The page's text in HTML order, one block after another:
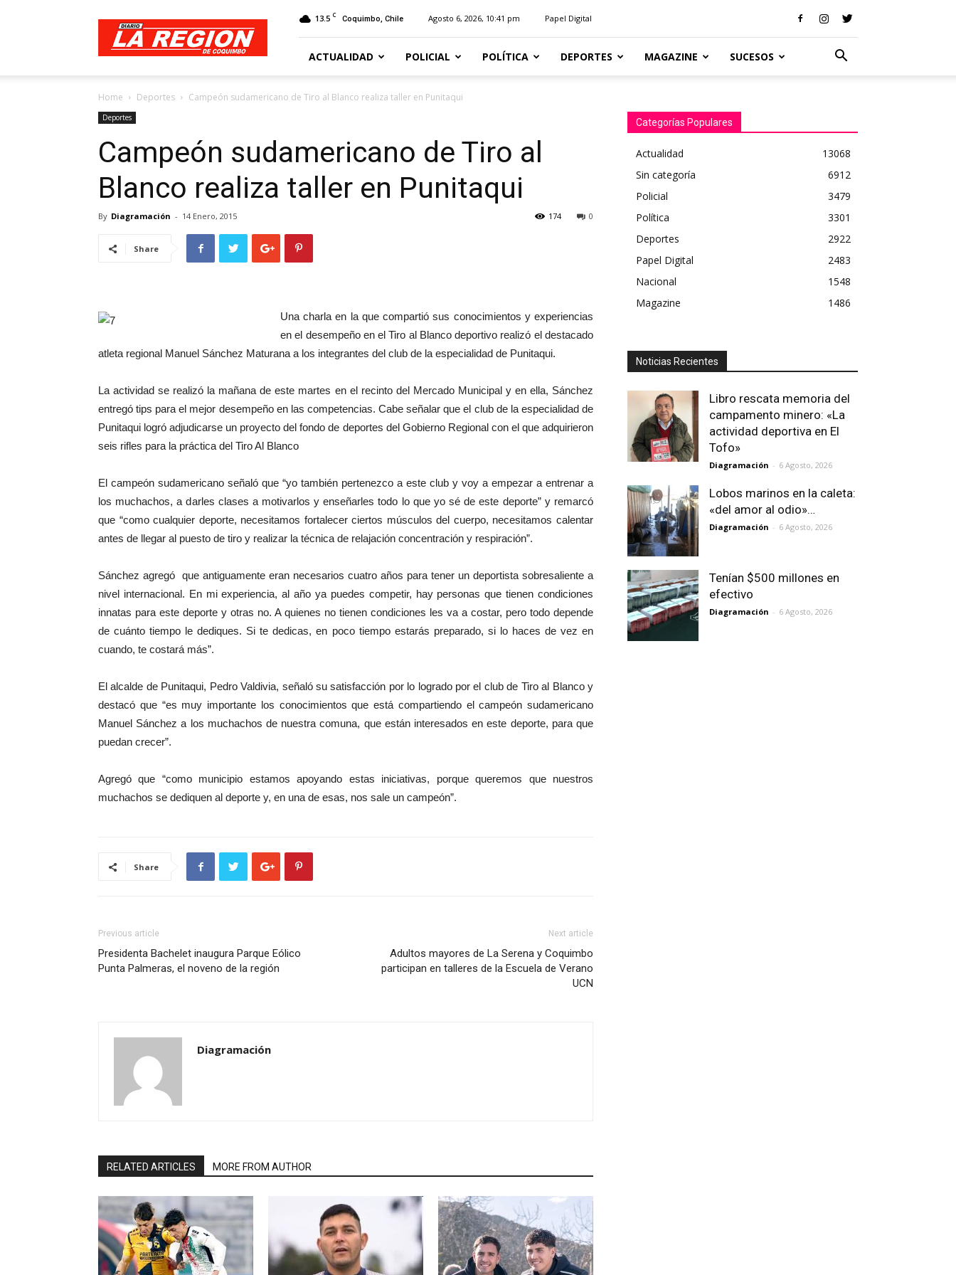
Diario
Región
13.5 C Coquimbo, Chile Agosto 6, 2026, 10:41 pm Papel Digital
ACTUALIDAD POLICIAL POLÍTICA DEPORTES MAGAZINE SUCESOS
Home Deportes Campeón sudamericano de Tiro al Blanco realiza taller en Punitaqui
Deportes
Campeón sudamericano de Tiro al
Blanco realiza taller en Punitaqui
By Diagramación - 14 Enero, 2015 0
174
Share
Una charla en la que compartió sus conocimientos y experiencias
en el desempeño en el Tiro al Blanco deportivo realizó el destacado
atleta regional Manuel Sánchez Maturana a los integrantes del club de la especialidad de Punitaqui.
La actividad se realizó la mañana de este martes en el recinto del Mercado Municipal y en ella, Sánchez
entregó tips para el mejor desempeño en las competencias. Cabe señalar que el club de la especialidad de
Punitaqui logró adjudicarse un proyecto del fondo de deportes del Gobierno Regional con el que adquirieron
seis rifles para la práctica del Tiro Al Blanco
El campeón sudamericano señaló que “yo también pertenezco a este club y voy a empezar a entrenar a
los muchachos, a darles clases a motivarlos y enseñarles todo lo que yo sé de este deporte” y remarcó
que “como cualquier deporte, necesitamos fortalecer ciertos músculos del cuerpo, necesitamos calentar
antes de llegar al puesto de tiro y realizar la técnica de relajación concentración y respiración”.
Sánchez agregó que antiguamente eran necesarios cuatro años para tener un deportista sobresaliente a
nivel internacional. En mi experiencia, al año ya puedes competir, hay personas que tienen condiciones
innatas para este deporte y otras no. A quienes no tienen condiciones les va a costar, pero todo depende
de cuánto tiempo le dediques. Si te dedicas, en poco tiempo estarás preparado, si lo haces de vez en
cuando, te costará más”.
El alcalde de Punitaqui, Pedro Valdivia, señaló su satisfacción por lo logrado por el club de Tiro al Blanco y
destacó que “es muy importante los conocimientos que está compartiendo el campeón sudamericano
Manuel Sánchez a los muchachos de nuestra comuna, que están interesados en este deporte, para que
puedan crecer”.
Agregó que “como municipio estamos apoyando estas iniciativas, porque queremos que nuestros
muchachos se dediquen al deporte y, en una de esas, nos sale un campeón”.
Share
Previous article
Presidenta Bachelet inaugura Parque Eólico
Punta Palmeras, el noveno de la región
Next article
Adultos mayores de La Serena y Coquimbo
participan en talleres de la Escuela de Verano
UCN
Diagramación
RELATED ARTICLES MORE FROM AUTHOR
Categorías Populares
Actualidad
13068
Sin categoría
6912
Policial
3479
Política
3301
Deportes
2922
Papel Digital
2483
Nacional
1548
Magazine
1486
Noticias Recientes
Libro rescata memoria del
campamento minero: «La
actividad deportiva en El
Tofo»
Diagramación - 6 Agosto, 2026
Lobos marinos en la caleta:
«del amor al odio»…
Diagramación - 6 Agosto, 2026
Tenían $500 millones en
efectivo
Diagramación - 6 Agosto, 2026